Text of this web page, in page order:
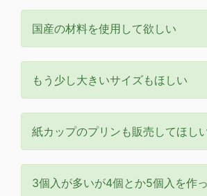
国産の材料を使用して欲しい
もう少し大きいサイズもほしい
紙カップのプリンも販売してほし
3個入が多いが4個とか5個入を作っ